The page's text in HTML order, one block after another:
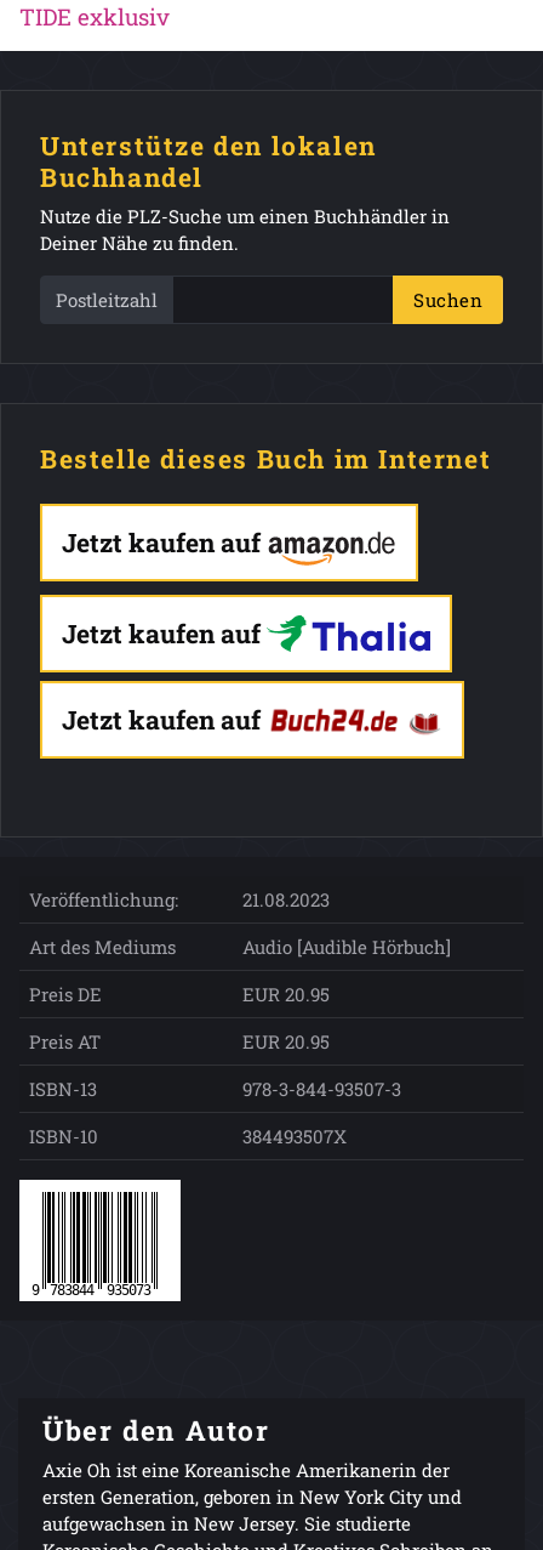
TIDE exklusiv
Unterstütze den lokalen
Buchhandel
Nutze die PLZ-Suche um einen Buchhändler in
Deiner Nähe zu finden.
Postleitzahl Suchen
Bestelle dieses Buch im Internet
Jetzt kaufen auf
Jetzt kaufen auf
Jetzt kaufen auf
Veröffentlichung:
21.08.2023
Art des Mediums
Audio [Audible Hörbuch]
Preis DE
EUR 20.95
Preis AT
EUR 20.95
ISBN-13
978-3-844-93507-3
ISBN-10
384493507X
Über den Autor
Axie Oh ist eine Koreanische Amerikanerin der
ersten Generation, geboren in New York City und
aufgewachsen in New Jersey. Sie studierte